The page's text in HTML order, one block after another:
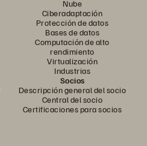
Nube
Ciberadaptación
Protección de datos
Bases de datos
Computación de alto
rendimiento
Virtualización
Industrias
Socios
Descripción general del socio
Central del socio
Certificaciones para socios